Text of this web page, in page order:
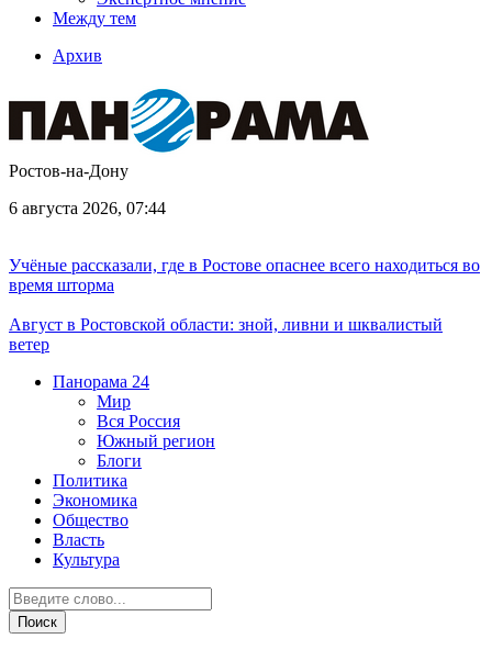
Между тем
Архив
Ростов-на-Дону
6 августа 2026, 07:44
Учёные рассказали, где в Ростове опаснее всего находиться во
время шторма
Август в Ростовской области: зной, ливни и шквалистый
ветер
Панорама 24
Мир
Вся Россия
Южный регион
Блоги
Политика
Экономика
Общество
Власть
Культура